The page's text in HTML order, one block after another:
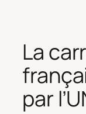
La
par